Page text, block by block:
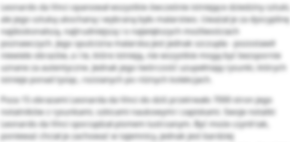
Leonardo da Vinci opanował wszystkie ówcześnie istniejące dziedziny sztuki,
ale jego sztuką ukochaną i wybraną było malarstwo. Uważał je za dyscyplinę
najdoskonalszą, najtrudniejszą i o największych możliwościach
poznawczych. Jego spuścizna malarska jest jednak szczupła - pozostawił
niewiele obrazów, a i te, które istnieją, nie wszystkie mogą być bezspornie
uznane za autentyczne. Jednak jego twórczość uzupełniają rysunki, których
istnieje ponad tysiąc, rozsianych po różnych kolekcjach.
Poza 15 obrazami Leonarda da Vinci do dziś przetrwało 7000 stron jego
notatników z rysunkami, szkicami naukowymi i zapiskami. Swoje notatki
Leonardo da Vinci sporządzał pismem lustrzanym. Być może czynił tak,
ponieważ chciał je zachować w tajemnicy, jednak jest bardziej